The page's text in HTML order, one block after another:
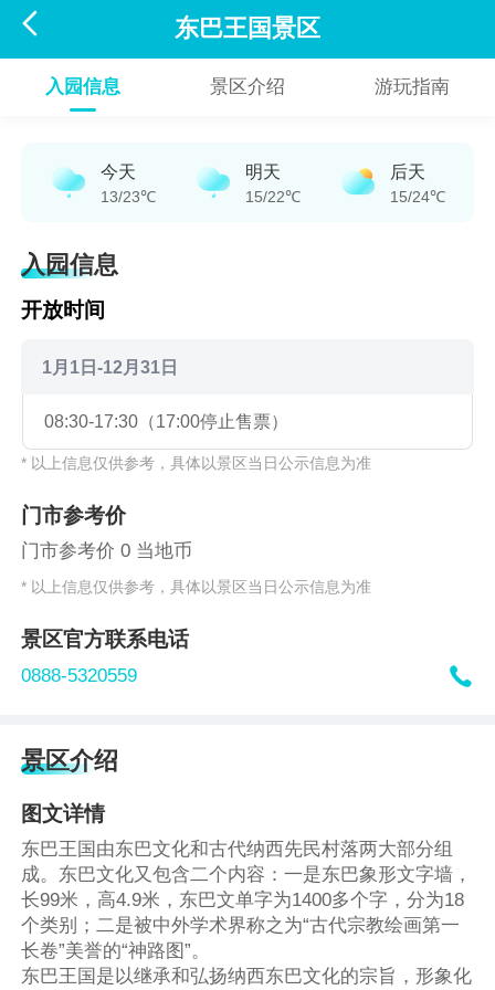
 东巴王国景区
入园信息 景区介绍 游玩指南
今天
13/23℃
明天
15/22℃
后天
15/24℃
入园信息
开放时间
1月1日-12月31日
08:30-17:30（17:00停止售票）
* 以上信息仅供参考，具体以景区当日公示信息为准
门市参考价
门市参考价 0 当地币
* 以上信息仅供参考，具体以景区当日公示信息为准
景区官方联系电话
0888-5320559 
景区介绍
图文详情
东巴王国由东巴文化和古代纳西先民村落两大部分组
成。东巴文化又包含二个内容：一是东巴象形文字墙，
长99米，高4.9米，东巴文单字为1400多个字，分为18
个类别；二是被中外学术界称之为“古代宗教绘画第一
长卷”美誉的“神路图”。
东巴王国是以继承和弘扬纳西东巴文化的宗旨，形象化